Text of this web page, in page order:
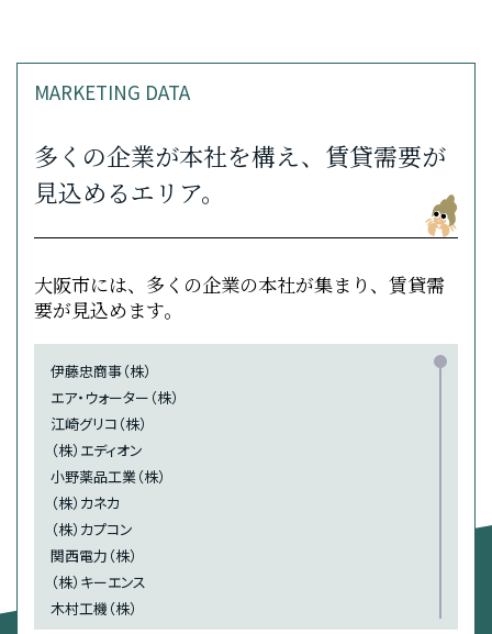
BANK
ゆうちょ銀行ATM 都島南通郵便局・・・徒歩5分（約400m）
大同信用組合 京橋支店・・・徒歩9分（約700m）
三菱UFJ銀行 京阪京橋支店・・・徒歩10分（約800m）
三井住友銀行 京阪京橋支店・・・徒歩11分（約850m）
みずほ銀行 ATM 京橋駅出張所・・・徒歩11分（約850m）
MEDICAL
東朋病院・・・徒歩3分（約210m）
こばし内科クリニック・・・徒歩4分（約270m）
柳田内科・・・徒歩6分（約450m）
京橋耳鼻咽喉科・・・徒歩7分（約500m）
たなか歯科口腔外科クリニック・・・徒歩7分（約550m）
虫本歯科医院・・・徒歩8分（約600m）
協和病院・・・徒歩9分（約700m）
明生記念病院・・・徒歩10分（約750m）
明生病院・・・徒歩10分（約800m）
MARKETING DATA
多くの企業が本社を構え、賃貸需要が
見込めるエリア。
大阪市には、多くの企業の本社が集まり、賃貸需
要が見込めます。
伊藤忠商事（株）
エア・ウォーター（株）
江崎グリコ（株）
（株）エディオン
小野薬品工業（株）
（株）カネカ
（株）カプコン
関西電力（株）
（株）キーエンス
木村工機（株）